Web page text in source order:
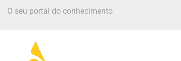
O seu portal do conhecimento